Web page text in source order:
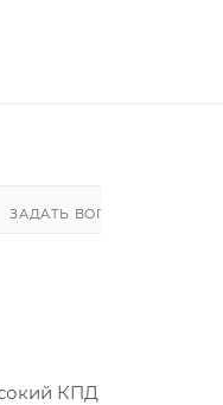
ЗАДАТЬ ВОПРОС
КПД